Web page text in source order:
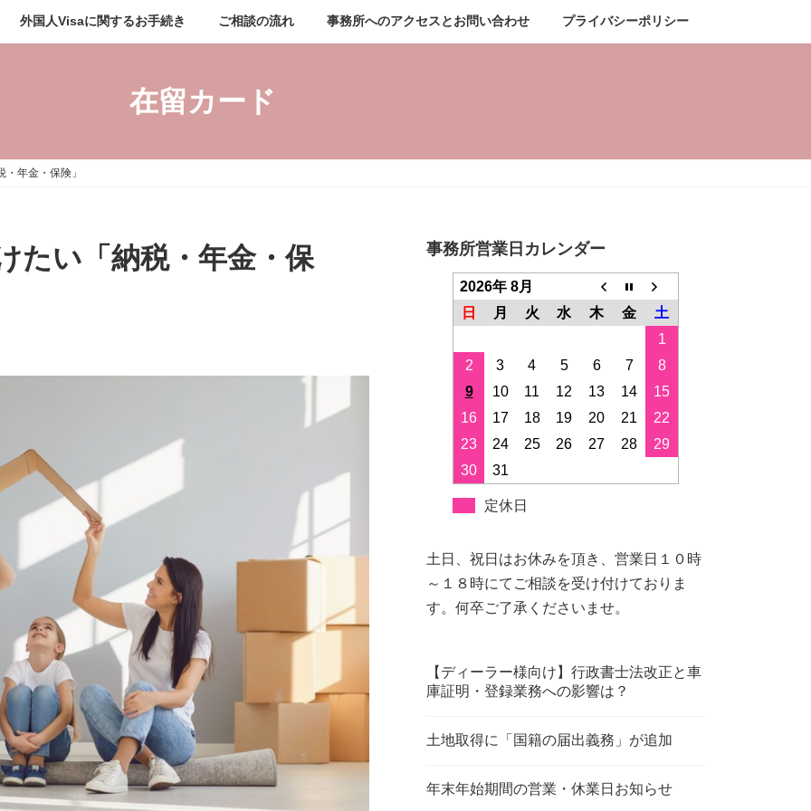
外国人Visaに関するお手続き ご相談の流れ 事務所へのアクセスとお問い合わせ プライバシーポリシー
在留カード
年金・保険」
たい「納税・年金・保 事務所営業日カレンダー
2026年 8月
日
月 火 水 木 金
土
1
2
3 4 5 6 7
8
9
10 11 12 13 14
15
16
17 18 19 20 21
22
23
24 25 26 27 28
29
30
31
定休日
土日、祝日はお休みを頂き、営業日１０時
～１８時にてご相談を受け付けておりま
す。何卒ご了承くださいませ。
【ディーラー様向け】行政書士法改正と車
庫証明・登録業務への影響は？
土地取得に「国籍の届出義務」が追加
年末年始期間の営業・休業日お知らせ